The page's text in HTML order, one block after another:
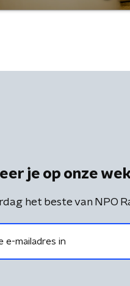
je op onze
het beste van NPO